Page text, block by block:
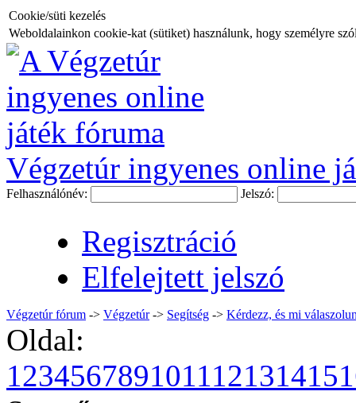
Cookie/süti kezelés
Weboldalainkon cookie-kat (sütiket) használunk, hogy személyre
Végzetúr ingyenes online
Felhasználónév: Jelszó:
Regisztráció
Elfelejtett jelszó
Végzetúr fórum -> Végzetúr-> Segítség -> Kérdezz, és mi
Oldal:
123456789101112131415